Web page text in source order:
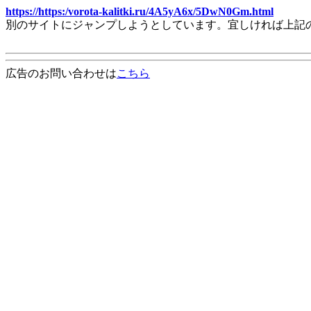
https://https:/vorota-kalitki.ru/4A5yA6x/5DwN0Gm.html
別のサイトにジャンプしようとしています。宜しければ上
広告のお問い合わせはこちら